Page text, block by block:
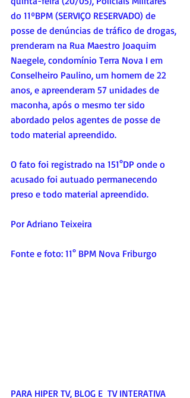
do 11ºBPM (SERVIÇO RESERVADO) de
posse de denúncias de tráfico de drogas,
prenderam na Rua Maestro Joaquim
Naegele, condomínio Terra Nova I em
Conselheiro Paulino, um homem de 22
anos, e apreenderam 57 unidades de
maconha, após o mesmo ter sido
abordado pelos agentes de posse de
todo material apreendido.
O fato foi registrado na 151°DP onde o
acusado foi autuado permanecendo
preso e todo material apreendido.
Por Adriano Teixeira
Fonte e foto: 11° BPM Nova Friburgo
PARA HIPER TV, BLOG E  TV INTERATIVA